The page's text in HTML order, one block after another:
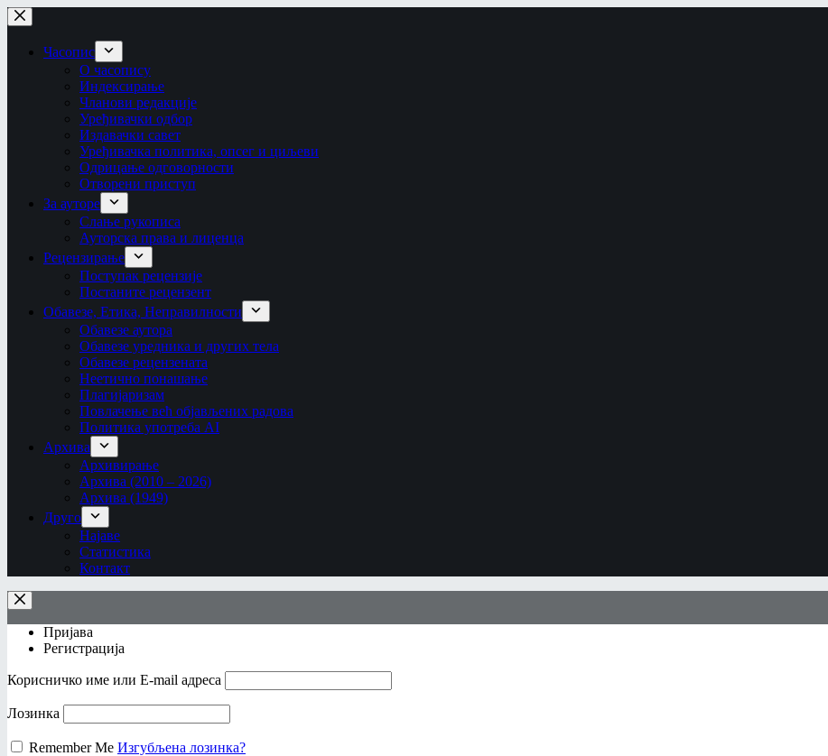
Skip
to
contentЧасопис
О часопису
Индексирање
Чланови редакције
Уређивачки одбор
Издавачки савет
Уређивачка политика, опсег и циљеви
Одрицање одговорности
Отворени приступ
За ауторе
Слање рукописа
Ауторска права и лиценца
Рецензирање
Поступак рецензије
Постаните рецензент
Обавезе, Етика, Неправилности
Обавезе аутора
Обавезе уредника и других тела
Обавезе рецензената
Неетично понашање
Плагијаризам
Повлачење већ објављених радова
Политика употреба AI
Архива
Архивирање
Архива (2010 – 2026)
Архива (1949)
Друго
Најаве
Статистика
Контакт
Пријава
Регистрација
Корисничко име или Е-mail адреса
Лозинка
Remember Me Изгубљена лозинка?